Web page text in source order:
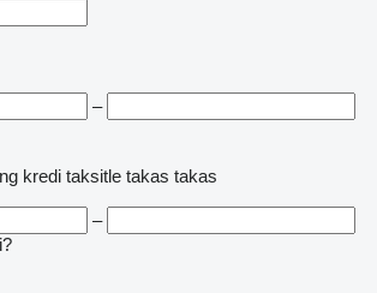
–
kredi taksitle takas takas
–